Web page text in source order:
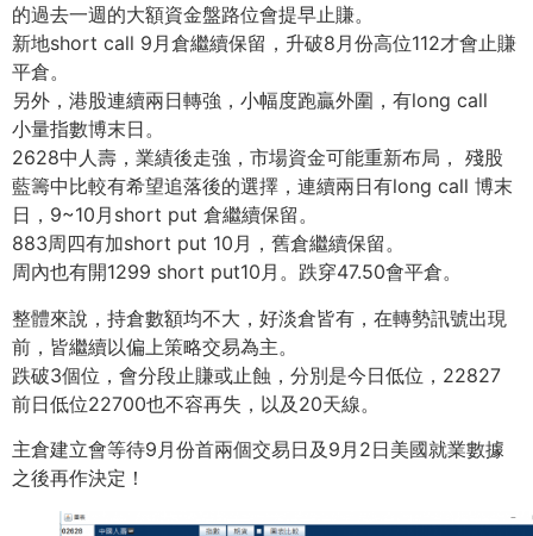
的過去一週的大額資金盤路位會提早止賺。
新地short call 9月倉繼續保留，升破8月份高位112才會止賺
平倉。
另外，港股連續兩日轉強，小幅度跑贏外圍，有long call
小量指數博末日。
2628中人壽，業績後走強，市場資金可能重新布局， 殘股
藍籌中比較有希望追落後的選擇，連續兩日有long call 博末
日，9~10月short put 倉繼續保留。
883周四有加short put 10月，舊倉繼續保留。
周內也有開1299 short put10月。跌穿47.50會平倉。
整體來說，持倉數額均不大，好淡倉皆有，在轉勢訊號出現
前，皆繼續以偏上策略交易為主。
跌破3個位，會分段止賺或止蝕，分別是今日低位，22827
前日低位22700也不容再失，以及20天線。
主倉建立會等待9月份首兩個交易日及9月2日美國就業數據
之後再作決定！